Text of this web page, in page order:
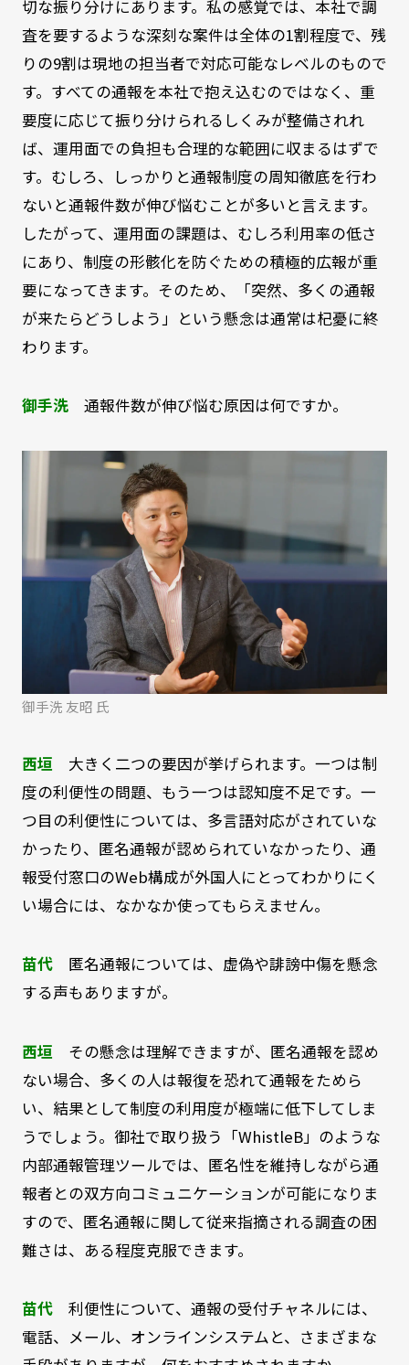
切な振り分けにあります。私の感覚では、本社で調
査を要するような深刻な案件は全体の1割程度で、残
りの9割は現地の担当者で対応可能なレベルのもので
す。すべての通報を本社で抱え込むのではなく、重
要度に応じて振り分けられるしくみが整備されれ
ば、運用面での負担も合理的な範囲に収まるはずで
す。むしろ、しっかりと通報制度の周知徹底を行わ
ないと通報件数が伸び悩むことが多いと言えます。
したがって、運用面の課題は、むしろ利用率の低さ
にあり、制度の形骸化を防ぐための積極的広報が重
要になってきます。そのため、「突然、多くの通報
が来たらどうしよう」という懸念は通常は杞憂に終
わります。
御手洗通報件数が伸び悩む原因は何ですか。
御手洗 友昭 氏
西垣 大きく二つの要因が挙げられます。一つは制
度の利便性の問題、もう一つは認知度不足です。一
つ目の利便性については、多言語対応がされていな
かったり、匿名通報が認められていなかったり、通
報受付窓口のWeb構成が外国人にとってわかりにく
い場合には、なかなか使ってもらえません。
苗代匿名通報については、虚偽や誹謗中傷を懸念
する声もありますが。
西垣 その懸念は理解できますが、匿名通報を認め
ない場合、多くの人は報復を恐れて通報をためら
い、結果として制度の利用度が極端に低下してしま
うでしょう。御社で取り扱う「WhistleB」のような
内部通報管理ツールでは、匿名性を維持しながら通
報者との双方向コミュニケーションが可能になりま
すので、匿名通報に関して従来指摘される調査の困
難さは、ある程度克服できます。
苗代利便性について、通報の受付チャネルには、
電話、メール、オンラインシステムと、さまざまな